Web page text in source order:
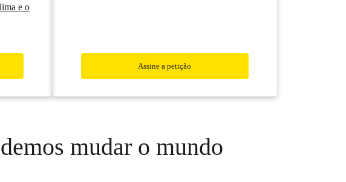
e o
Assine a petição
mudar o mundo